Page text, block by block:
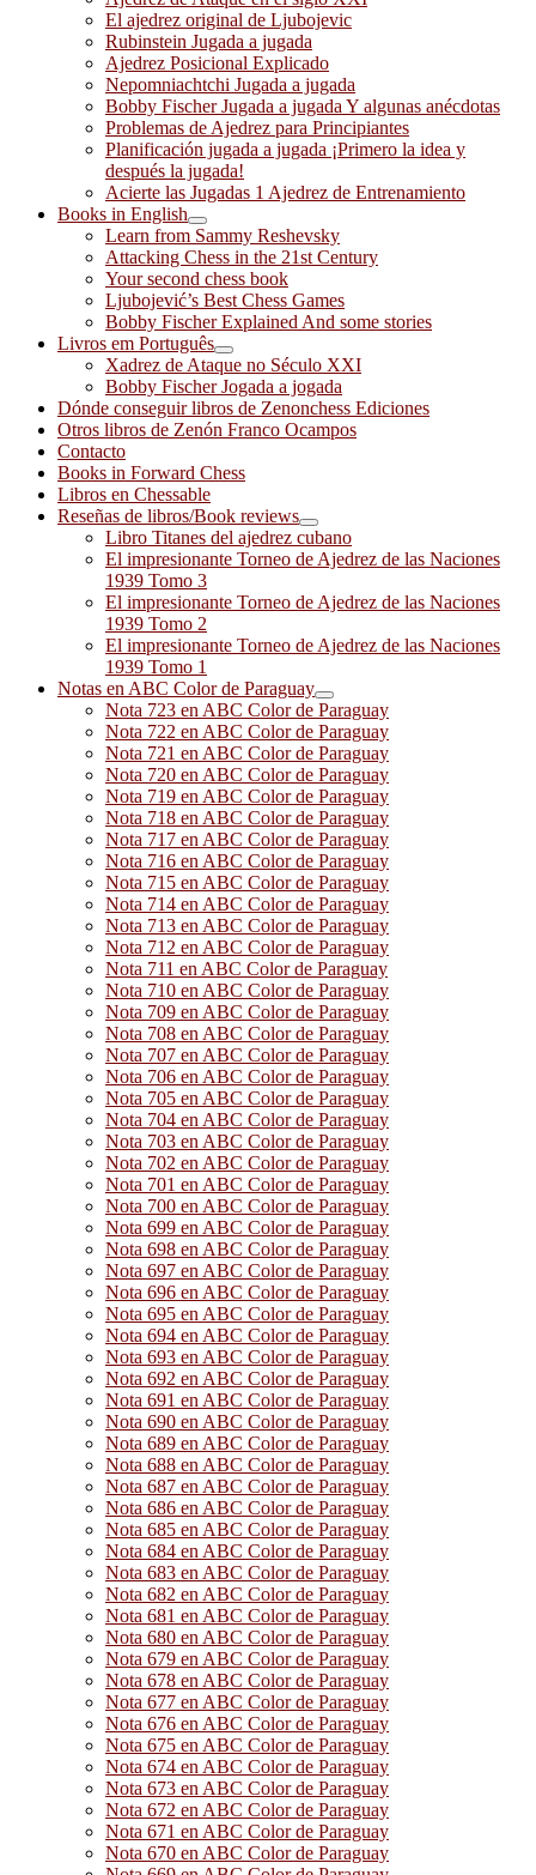
El ajedrez original de Ljubojevic
Rubinstein Jugada a jugada
Ajedrez Posicional Explicado
Nepomniachtchi Jugada a jugada
Bobby Fischer Jugada a jugada Y algunas anécdotas
Problemas de Ajedrez para Principiantes
Planificación jugada a jugada ¡Primero la idea y
después la jugada!
Acierte las Jugadas 1 Ajedrez de Entrenamiento
Books in English
Learn from Sammy Reshevsky
Attacking Chess in the 21st Century
Your second chess book
Ljubojević’s Best Chess Games
Bobby Fischer Explained And some stories
Livros em Português
Xadrez de Ataque no Século XXI
Bobby Fischer Jogada a jogada
Dónde conseguir libros de Zenonchess Ediciones
Otros libros de Zenón Franco Ocampos
Contacto
Books in Forward Chess
Libros en Chessable
Reseñas de libros/Book reviews
Libro Titanes del ajedrez cubano
El impresionante Torneo de Ajedrez de las Naciones
1939 Tomo 3
El impresionante Torneo de Ajedrez de las Naciones
1939 Tomo 2
El impresionante Torneo de Ajedrez de las Naciones
1939 Tomo 1
Notas en ABC Color de Paraguay
Nota 723 en ABC Color de Paraguay
Nota 722 en ABC Color de Paraguay
Nota 721 en ABC Color de Paraguay
Nota 720 en ABC Color de Paraguay
Nota 719 en ABC Color de Paraguay
Nota 718 en ABC Color de Paraguay
Nota 717 en ABC Color de Paraguay
Nota 716 en ABC Color de Paraguay
Nota 715 en ABC Color de Paraguay
Nota 714 en ABC Color de Paraguay
Nota 713 en ABC Color de Paraguay
Nota 712 en ABC Color de Paraguay
Nota 711 en ABC Color de Paraguay
Nota 710 en ABC Color de Paraguay
Nota 709 en ABC Color de Paraguay
Nota 708 en ABC Color de Paraguay
Nota 707 en ABC Color de Paraguay
Nota 706 en ABC Color de Paraguay
Nota 705 en ABC Color de Paraguay
Nota 704 en ABC Color de Paraguay
Nota 703 en ABC Color de Paraguay
Nota 702 en ABC Color de Paraguay
Nota 701 en ABC Color de Paraguay
Nota 700 en ABC Color de Paraguay
Nota 699 en ABC Color de Paraguay
Nota 698 en ABC Color de Paraguay
Nota 697 en ABC Color de Paraguay
Nota 696 en ABC Color de Paraguay
Nota 695 en ABC Color de Paraguay
Nota 694 en ABC Color de Paraguay
Nota 693 en ABC Color de Paraguay
Nota 692 en ABC Color de Paraguay
Nota 691 en ABC Color de Paraguay
Nota 690 en ABC Color de Paraguay
Nota 689 en ABC Color de Paraguay
Nota 688 en ABC Color de Paraguay
Nota 687 en ABC Color de Paraguay
Nota 686 en ABC Color de Paraguay
Nota 685 en ABC Color de Paraguay
Nota 684 en ABC Color de Paraguay
Nota 683 en ABC Color de Paraguay
Nota 682 en ABC Color de Paraguay
Nota 681 en ABC Color de Paraguay
Nota 680 en ABC Color de Paraguay
Nota 679 en ABC Color de Paraguay
Nota 678 en ABC Color de Paraguay
Nota 677 en ABC Color de Paraguay
Nota 676 en ABC Color de Paraguay
Nota 675 en ABC Color de Paraguay
Nota 674 en ABC Color de Paraguay
Nota 673 en ABC Color de Paraguay
Nota 672 en ABC Color de Paraguay
Nota 671 en ABC Color de Paraguay
Nota 670 en ABC Color de Paraguay